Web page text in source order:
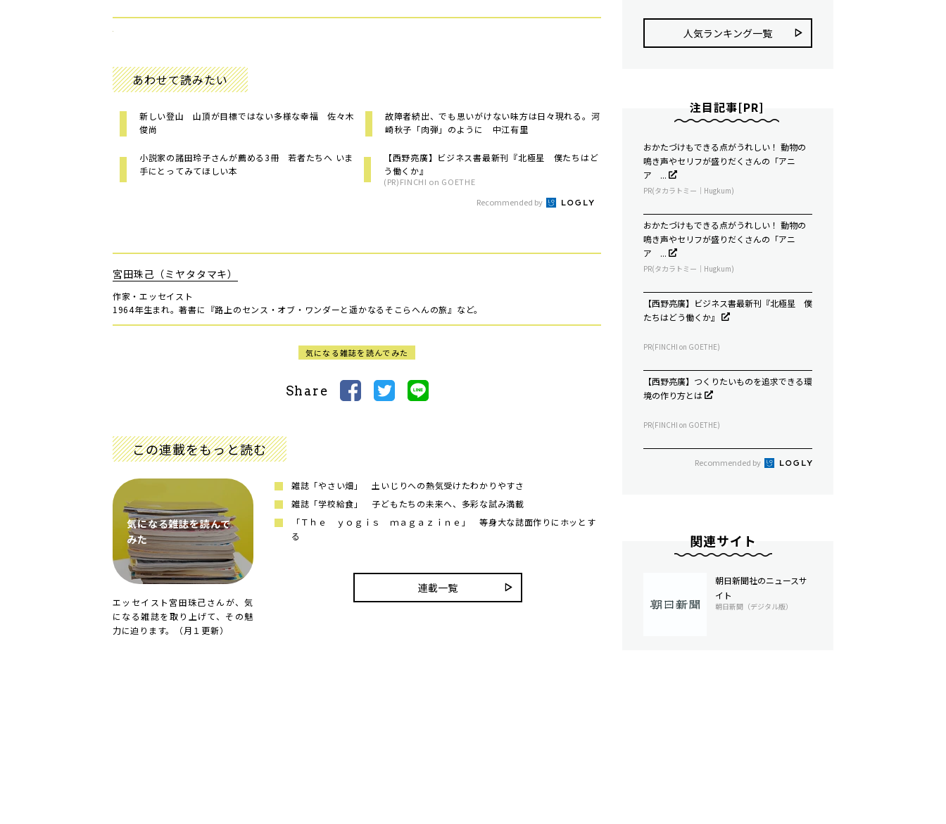
あわせて読みたい
新しい登山 山頂が目標ではない多様な幸福 佐々木
俊尚
故障者続出、でも思いがけない味方は日々現れる。河
崎秋子「肉弾」のように 中江有里
小説家の諸田玲子さんが薦める3冊 若者たちへ いま
手にとってみてほしい本
【西野亮廣】ビジネス書最新刊『北極星 僕たちはど
う働くか』
(PR)FINCHI on GOETHE
Recommended by
宮田珠己（ミヤタタマキ）
作家・エッセイスト
1964年生まれ。著書に『路上のセンス・オブ・ワンダーと遥かなるそこらへんの旅』など。
気になる雑誌を読んでみた
Share
この連載をもっと読む
気になる雑誌を読んで
みた
エッセイスト宮田珠己さんが、気
になる雑誌を取り上げて、その魅
力に迫ります。（月１更新）
雑誌「やさい畑」 土いじりへの熱気受けたわかりやすさ
雑誌「学校給食」 子どもたちの未来へ、多彩な試み満載
「Ｔｈｅ ｙｏｇｉｓ ｍａｇａｚｉｎｅ」 等身大な誌面作りにホッとす
る
連載一覧
人気ランキング⼀覧
注目記事[PR]
おかたづけもできる点がうれしい！ 動物の
鳴き声やセリフが盛りだくさんの「アニ
ア ...
PR(タカラトミー｜Hugkum)
おかたづけもできる点がうれしい！ 動物の
鳴き声やセリフが盛りだくさんの「アニ
ア ...
PR(タカラトミー｜Hugkum)
【西野亮廣】ビジネス書最新刊『北極星 僕
たちはどう働くか』
PR(FINCHI on GOETHE)
【西野亮廣】つくりたいものを追求できる環
境の作り方とは
PR(FINCHI on GOETHE)
Recommended by
関連サイト
朝日新聞社のニュースサ
イト
朝日新聞（デジタル版）